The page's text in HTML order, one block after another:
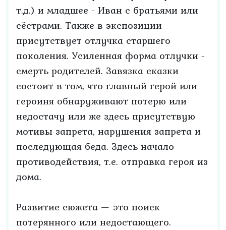
т.д.) и младшее - Иван с братьями или
сёстрами. Также в экспозиции
присутствует отлучка старшего
поколения. Усиленная форма отлучки -
смерть родителей. Завязка сказки
состоит в том, что главный герой или
героиня обнаруживают потерю или
недостачу или же здесь присутствую
мотивы запрета, нарушения запрета и
последующая беда. Здесь начало
противодействия, т.е. отправка героя из
дома.
Развитие сюжета — это поиск
потерянного или недостающего.